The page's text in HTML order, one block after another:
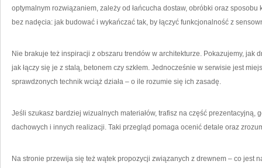
optymalnym rozwiązaniem, zależy od łańcucha dostaw, obróbki oraz
bez nadęcia: jak budować i wykańczać tak, by łączyć funkcjonalność z
Nie brakuje też inspiracji z obszaru trendów w architekturze. Pokazujemy, jak
jak łączy się je z stalą, betonem czy szkłem. Jednocześnie w serwisie jest
sprawdzonych technik wciąż działa – o ile rozumie się ich zasadę.
Jeśli szukasz bardziej wizualnych materiałów, trafisz na część prezentacyjną,
dachowych i innych realizacji. Taki przegląd pomaga ocenić detale oraz
Na stronie przewija się też wątek propozycji związanych z drewnem – co jest